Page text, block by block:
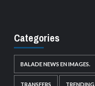
Categories
BALADE NEWS EN IMAGES.
TRANSFERS TRENDING